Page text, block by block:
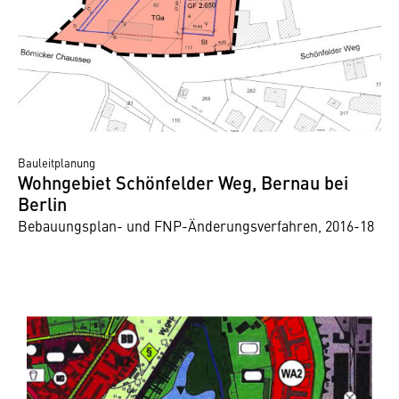
Bauleitplanung
Wohngebiet Schönfelder Weg, Bernau bei
Berlin
Bebauungsplan- und FNP-Änderungsverfahren, 2016-18